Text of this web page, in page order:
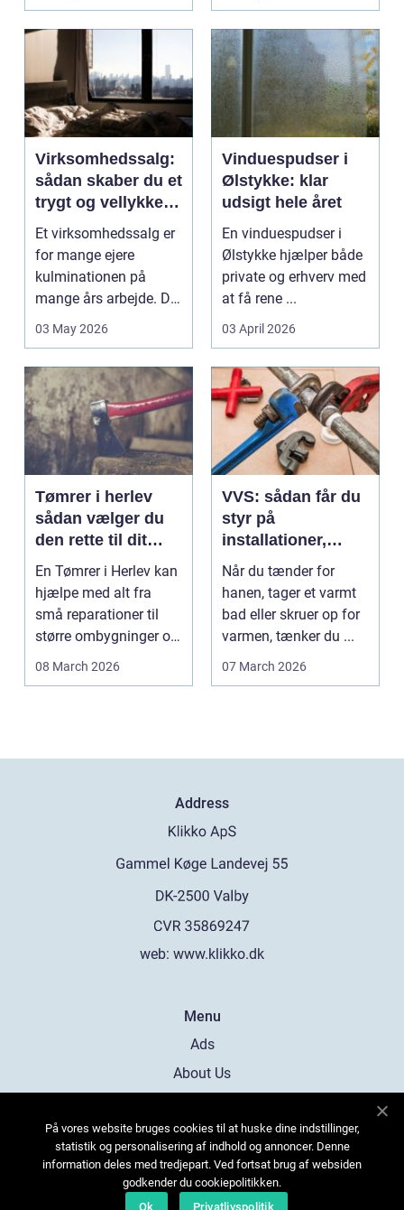
Virksomhedssalg:
sådan skaber du et
trygt og vellykket
salg
Et virksomhedssalg er
for mange ejere
kulminationen på
mange års arbejde. Det
kan være en planlagt
03 May 2026
Vinduespudser i
Ølstykke: klar
udsigt hele året
En vinduespudser i
Ølstykke hjælper både
private og erhverv med
at få rene ...
03 April 2026
Tømrer i herlev
sådan vælger du
den rette til dit
projekt
En Tømrer i Herlev kan
hjælpe med alt fra
små reparationer til
større ombygninger og
tilbygninger. N...
08 March 2026
VVS: sådan får du
styr på
installationer,
komfort og
energiforbrug
Når du tænder for
hanen, tager et varmt
bad eller skruer op for
varmen, tænker du ...
07 March 2026
Address
web: www.klikko.dk
Menu
Ads
About Us
Contact
Sitemap
På vores website bruges cookies til at huske dine indstillinger,
statistik og personalisering af indhold og annoncer. Denne
information deles med tredjepart. Ved fortsat brug af websiden
godkender du cookiepolitikken.
Ok
Privatlivspolitik